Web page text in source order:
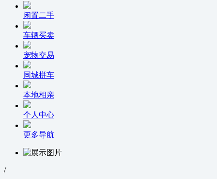
闲置二手
车辆买卖
宠物交易
同城拼车
本地相亲
个人中心
更多导航
/